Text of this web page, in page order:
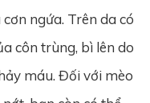
ngứa. Trên da có
côn trùng, bì lên do
máu. Đối với mèo